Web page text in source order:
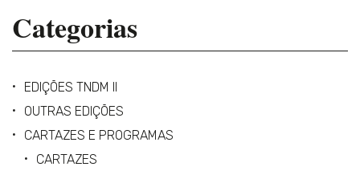
Categorias
EDIÇÕES TNDM II
OUTRAS EDIÇÕES
CARTAZES E PROGRAMAS
CARTAZES